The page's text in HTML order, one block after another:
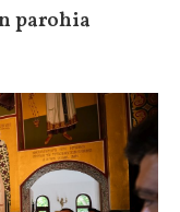
parohia